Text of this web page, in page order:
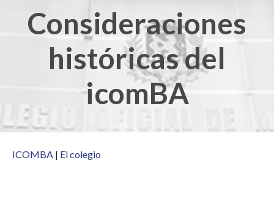
Consideraciones
históricas del
icomBA
ICOMBA | El colegio